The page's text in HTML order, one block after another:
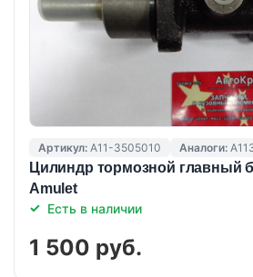
Артикул: A11-3505010 Аналоги:
Цилиндр тормозной главный
Amulet
Есть в наличии
1 500 руб.